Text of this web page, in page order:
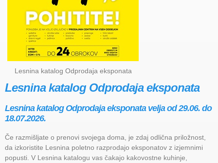
Lesnina katalog Odprodaja eksponata
Lesnina katalog Odprodaja eksponata
Lesnina katalog Odprodaja eksponata velja od 29.06. do
18.07.2026.
Če razmišljate o prenovi svojega doma, je zdaj odlična priložnost,
da izkoristite Lesnina poletno razprodajo eksponatov z izjemnimi
popusti. V Lesnina katalogu vas čakajo kakovostne kuhinje,